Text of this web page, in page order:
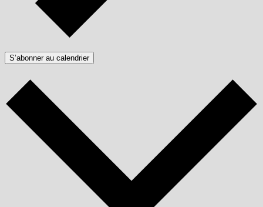
S’abonner au calendrier